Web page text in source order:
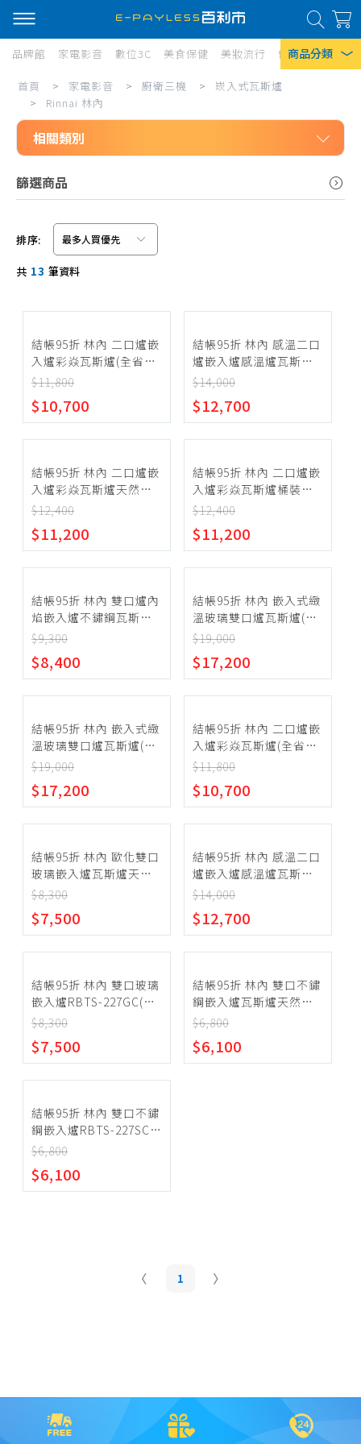
商品分類
熱門搜尋
風扇
口罩
除濕機
Iphone 17
品牌館 家電影音 數位3C 美食保健 美妝流行 傢俱寢具 居
Rinnai
內
首頁 > 家電影音 > 廚衛三機 >
崁入式瓦斯爐
>
Rinnai 林內
相關類別
廚衛三機
崁入式瓦斯爐
SAKURA 櫻花
Rinnai 林內
JTL 喜特麗
HOSUN 豪山
HMK 鴻茂
篩選商品
信用卡/Line Pay/ATM
分期0利率
超商付款
排序:
共 13 筆資料
結帳95折 林內 二口爐嵌
入爐彩焱瓦斯爐(全省安
裝)【RBTS-L260S-
$11,800
$10,700
結帳95折 林內 感溫二口
爐嵌入爐感溫爐瓦斯爐
桶裝瓦斯(全省安裝)(陶
Q230G(B)_LPG】
$14,000
$12,700
結帳95折 林內 二口爐嵌
入爐彩焱瓦斯爐天然氣
(全省安裝)【RBTS-
$12,400
$11,200
結帳95折 林內 二口爐嵌
入爐彩焱瓦斯爐桶裝瓦
斯(全省安裝)【RBTS-
$12,400
$11,200
結帳95折 林內 雙口爐內
焰嵌入爐不鏽鋼瓦斯爐
(全省安裝)【RBTS-
$9,300
$8,400
結帳95折 林內 嵌入式緻
溫玻璃雙口爐瓦斯爐(全
省安裝)(陶板屋券1張)
LPG】
$19,000
$17,200
結帳95折 林內 嵌入式緻
溫玻璃雙口爐瓦斯爐(全
省安裝)(陶板屋券1張)
NG1】
$19,000
$17,200
結帳95折 林內 二口爐嵌
入爐彩焱瓦斯爐(全省安
裝)【RBTS-L260S-
$11,800
$10,700
結帳95折 林內 歐化雙口
玻璃嵌入爐瓦斯爐天然
氣(全省安裝)【RBTS-
$8,300
$7,500
結帳95折 林內 感溫二口
爐嵌入爐感溫爐瓦斯爐
天然氣(全省安裝)(陶板
Q230G(B)_NG1】
$14,000
$12,700
結帳95折 林內 雙口玻璃
嵌入爐RBTS-227GC(B)
瓦斯爐桶裝瓦斯
227GC(B)_LPG】
$8,300
$7,500
結帳95折 林內 雙口不鏽
鋼嵌入爐瓦斯爐天然氣
(全省安裝)【RBTS-
$6,800
$6,100
結帳95折 林內 雙口不鏽
鋼嵌入爐RBTS-227SC瓦
斯爐桶裝瓦斯(含標準安
227SC_LPG】
$6,800
$6,100
1